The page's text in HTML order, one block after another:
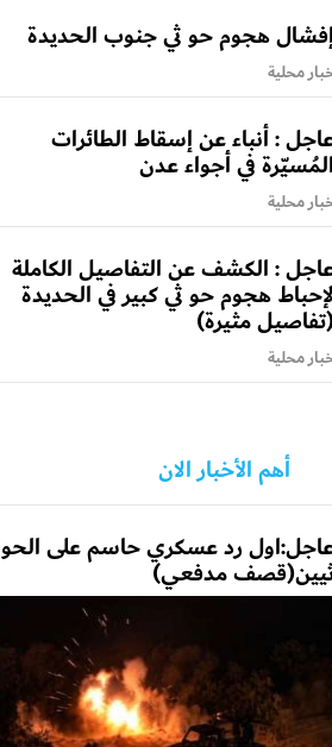
هجوم حو ثي جنوب الحديدة
محلية
: أنباء عن إسقاط الطائرات
المُسيّرة في أجواء عدن
محلية
: الكشف عن التفاصيل الكاملة
لإحباط هجوم حو ثي كبير في الحديدة
مثيرة)
محلية
أهم الأخبار الان
رد عسكري حاسم على الحو
مدفعي)